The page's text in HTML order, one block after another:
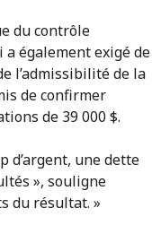
du contrôle
également exigé de
l’admissibilité de la
de confirmer
de 39 000 $.
d’argent, une dette
», souligne
du résultat. »